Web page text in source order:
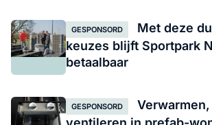
GESPONSORD
Met deze
keuzes blijft Sportpark
betaalbaar
GESPONSORD